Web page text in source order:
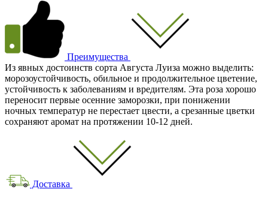
Преимущества
Из явных достоинств сорта Августа Луиза можно выделить:
морозоустойчивость, обильное и продолжительное цветение,
устойчивость к заболеваниям и вредителям. Эта роза хорошо
переносит первые осенние заморозки, при понижении
ночных температур не перестает цвести, а срезанные цветки
сохраняют аромат на протяжении 10-12 дней.
Доставка